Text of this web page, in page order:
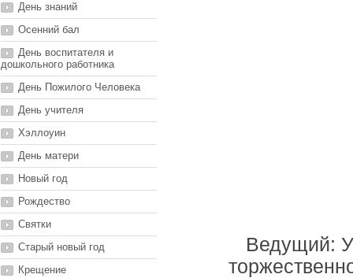
День знаний
Осенний бал
День воспитателя и
дошкольного работника
День Пожилого Человека
День учителя
Хэллоуин
День матери
Новый год
Рождество
Святки
Старый новый год
Крещение
Ведущий: